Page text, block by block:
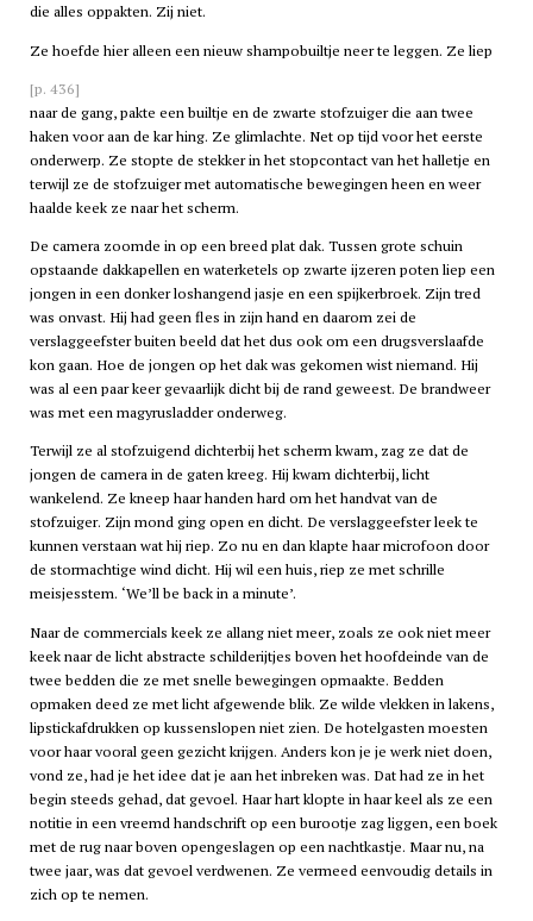
die alles oppakten. Zij niet.
Ze hoefde hier alleen een nieuw shampobuiltje neer te leggen. Ze liep
[p. 436]
naar de gang, pakte een builtje en de zwarte stofzuiger die aan twee
haken voor aan de kar hing. Ze glimlachte. Net op tijd voor het eerste
onderwerp. Ze stopte de stekker in het stopcontact van het halletje en
terwijl ze de stofzuiger met automatische bewegingen heen en weer
haalde keek ze naar het scherm.
De camera zoomde in op een breed plat dak. Tussen grote schuin
opstaande dakkapellen en waterketels op zwarte ijzeren poten liep een
jongen in een donker loshangend jasje en een spijkerbroek. Zijn tred
was onvast. Hij had geen fles in zijn hand en daarom zei de
verslaggeefster buiten beeld dat het dus ook om een drugsverslaafde
kon gaan. Hoe de jongen op het dak was gekomen wist niemand. Hij
was al een paar keer gevaarlijk dicht bij de rand geweest. De brandweer
was met een magyrusladder onderweg.
Terwijl ze al stofzuigend dichterbij het scherm kwam, zag ze dat de
jongen de camera in de gaten kreeg. Hij kwam dichterbij, licht
wankelend. Ze kneep haar handen hard om het handvat van de
stofzuiger. Zijn mond ging open en dicht. De verslaggeefster leek te
kunnen verstaan wat hij riep. Zo nu en dan klapte haar microfoon door
de stormachtige wind dicht. Hij wil een huis, riep ze met schrille
meisjesstem. ‘We’ll be back in a minute’.
Naar de commercials keek ze allang niet meer, zoals ze ook niet meer
keek naar de licht abstracte schilderijtjes boven het hoofdeinde van de
twee bedden die ze met snelle bewegingen opmaakte. Bedden
opmaken deed ze met licht afgewende blik. Ze wilde vlekken in lakens,
lipstickafdrukken op kussenslopen niet zien. De hotelgasten moesten
voor haar vooral geen gezicht krijgen. Anders kon je je werk niet doen,
vond ze, had je het idee dat je aan het inbreken was. Dat had ze in het
begin steeds gehad, dat gevoel. Haar hart klopte in haar keel als ze een
notitie in een vreemd handschrift op een burootje zag liggen, een boek
met de rug naar boven opengeslagen op een nachtkastje. Maar nu, na
twee jaar, was dat gevoel verdwenen. Ze vermeed eenvoudig details in
zich op te nemen.